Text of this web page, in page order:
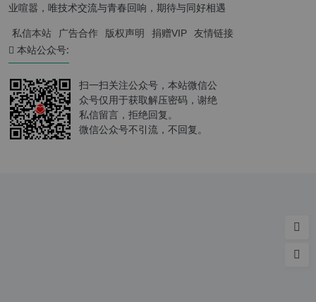
业喧嚣，唯技术交流与青春回响，期待与同好相遇
私信本站 广告合作 版权声明 捐赠VIP 友情链接
本站公众号:
扫一扫关注公众号，本站微信公
众号仅用于获取解压密码，谢绝
私信留言，拒绝回复。
微信公众号不引流，不回复。